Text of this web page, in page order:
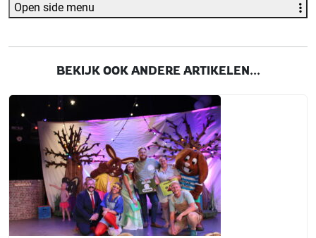
Open side menu
BEKIJK OOK ANDERE ARTIKELEN...